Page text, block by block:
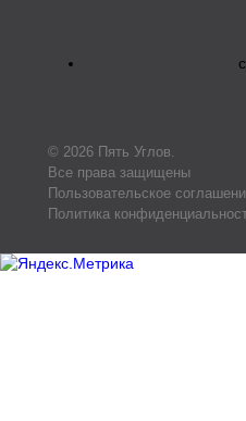
© 2026 Пять Углов.
Все права защищены
Пользовательское
Политика